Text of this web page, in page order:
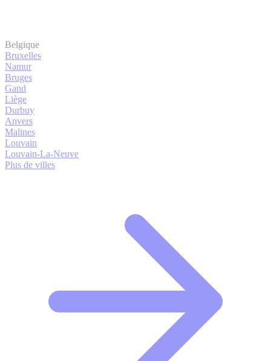
Belgique
Bruxelles
Namur
Bruges
Gand
Liège
Durbuy
Anvers
Malines
Louvain
Louvain-La-Neuve
Plus de villes